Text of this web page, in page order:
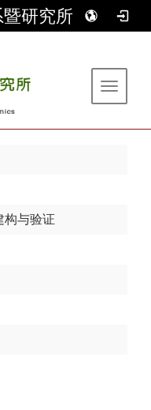
研究所
Toggle
构与验证